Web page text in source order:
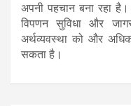
अपनी पहचान बना रहा है।
विपणन सुविधा और
अर्थव्यवस्था को और
सकता है।